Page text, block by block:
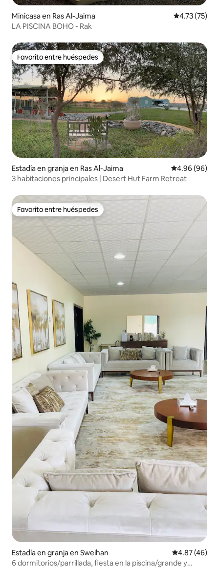
Minicasa en Ras Al-Jaima Calificación
4.73 (75)
LA PISCINA BOHO - Rak
Favorito entre huéspedes
Favorito entre huéspedes
Estadía en granja en Ras Al-Jaima Calificación
4.96 (96)
3 habitaciones principales | Desert Hut Farm Retreat
Favorito entre huéspedes
Favorito entre huéspedes
Estadía en granja en Sweihan Calificación
4.87 (46)
6 dormitorios/parrillada, fiesta en la piscina/grande y